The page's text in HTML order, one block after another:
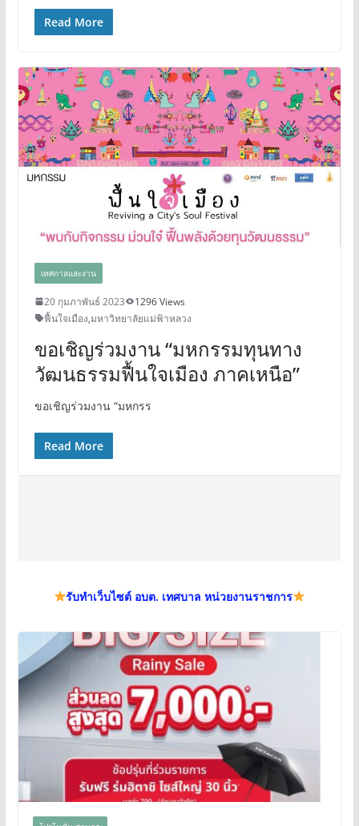
Read More
เทศกาลและงาน
20 กุมภาพันธ์ 2023
1296 Views
ฟื้นใจเมือง,มหาวิทยาลัยแม่ฟ้าหลวง
ขอเชิญร่วมงาน “มหกรรมทุนทาง
วัฒนธรรมฟื้นใจเมือง ภาคเหนือ”
ขอเชิญร่วมงาน “มหกรร
Read More
รับทำเว็บไซต์ อบต. เทศบาล หน่วยงานราชการ